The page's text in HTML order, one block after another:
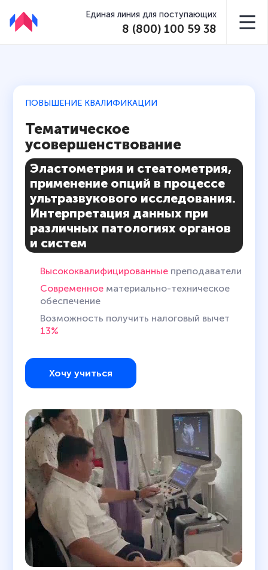
Единая линия для поступающих
8 (800) 100 59 38
ПОВЫШЕНИЕ КВАЛИФИКАЦИИ
Тематическое
усовершенствование
Эластометрия и стеатометрия,
применение опций в процессе
ультразвукового исследования.
Интерпретация данных при
различных патологиях органов
и систем
Высококвалифицированные преподаватели
Современное материально-техническое
обеспечение
Возможность получить налоговый вычет
13%
Хочу учиться